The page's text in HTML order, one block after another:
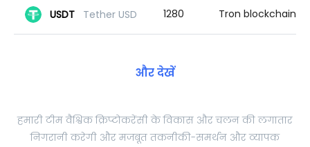
USDT Tether USD 1280 Tron blockchain
और देखें
हमारी टीम वैश्विक क्रिप्टोकरेंसी के विकास और चलन की लगातार
निगरानी करेगी और मजबूत तकनीकी-समर्थन और व्यापक